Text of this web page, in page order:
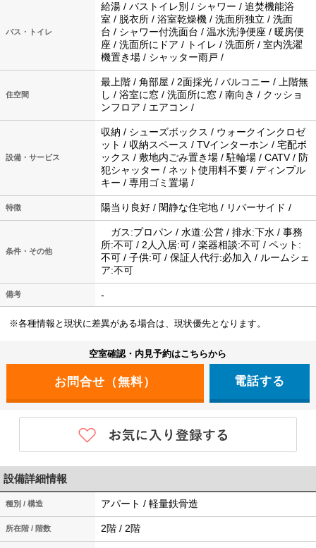
バス・トイレ
給湯 / バストイレ別 / シャワー / 追焚機能浴
室 / 脱衣所 / 浴室乾燥機 / 洗面所独立 / 洗面
台 / シャワー付洗面台 / 温水洗浄便座 / 暖房便
座 / 洗面所にドア / トイレ / 洗面所 / 室内洗濯
機置き場 / シャッター雨戸 /
住空間
最上階 / 角部屋 / 2面採光 / バルコニー / 上階無
し / 浴室に窓 / 洗面所に窓 / 南向き / クッショ
ンフロア / エアコン /
設備・サービス
収納 / シューズボックス / ウォークインクロゼ
ット / 収納スペース / TVインターホン / 宅配ボ
ックス / 敷地内ごみ置き場 / 駐輪場 / CATV / 防
犯シャッター / ネット使用料不要 / ディンプル
キー / 専用ゴミ置場 /
特徴 陽当り良好 / 閑静な住宅地 / リバーサイド /
条件・その他
ガス:プロパン / 水道:公営 / 排水:下水 / 事務
所:不可 / 2人入居:可 / 楽器相談:不可 / ペット:
不可 / 子供:可 / 保証人代行:必加入 / ルームシェ
ア:不可
備考 -
※各種情報と現状に差異がある場合は、現状優先となります。
空室確認・内見予約はこちらから
電話する
設備詳細情報
種別 / 構造 アパート / 軽量鉄骨造
所在階 / 階数 2階 / 2階